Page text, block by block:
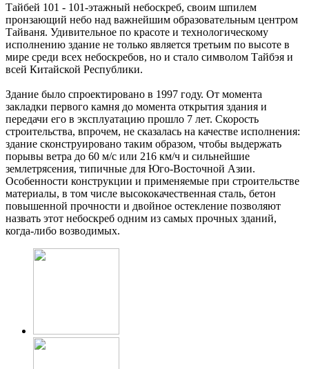
Тайбей 101 - 101-этажный небоскреб, своим шпилем
пронзающий небо над важнейшим образовательным центром
Тайваня. Удивительное по красоте и технологическому
исполнению здание не только является третьим по высоте в
мире среди всех небоскребов, но и стало символом Тайбэя и
всей Китайской Республики.
Здание было спроектировано в 1997 году. От момента
закладки первого камня до момента открытия здания и
передачи его в эксплуатацию прошло 7 лет. Скорость
строительства, впрочем, не сказалась на качестве исполнения:
здание сконструировано таким образом, чтобы выдержать
порывы ветра до 60 м/с или 216 км/ч и сильнейшие
землетрясения, типичные для Юго-Восточной Азии.
Особенности конструкции и применяемые при строительстве
материалы, в том числе высококачественная сталь, бетон
повышенной прочности и двойное остекление позволяют
назвать этот небоскреб одним из самых прочных зданий,
когда-либо возводимых.